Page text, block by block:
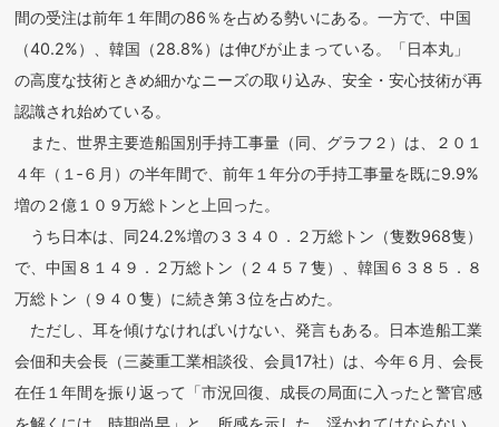
間の受注は前年１年間の86％を占める勢いにある。一方で、中国
（40.2%）、韓国（28.8%）は伸びが止まっている。「日本丸」
の高度な技術ときめ細かなニーズの取り込み、安全・安心技術が再
認識され始めている。
また、世界主要造船国別手持工事量（同、グラフ２）は、２０１
４年（１‐６月）の半年間で、前年１年分の手持工事量を既に9.9%
増の２億１０９万総トンと上回った。
うち日本は、同24.2%増の３３４０．２万総トン（隻数968隻）
で、中国８１４９．２万総トン（２４５７隻）、韓国６３８５．８
万総トン（９４０隻）に続き第３位を占めた。
ただし、耳を傾けなければいけない、発言もある。日本造船工業
会佃和夫会長（三菱重工業相談役、会員17社）は、今年６月、会長
在任１年間を振り返って「市況回復、成長の局面に入ったと警官感
を解くには、時期尚早」と、所感を示した。浮かれてはならない、